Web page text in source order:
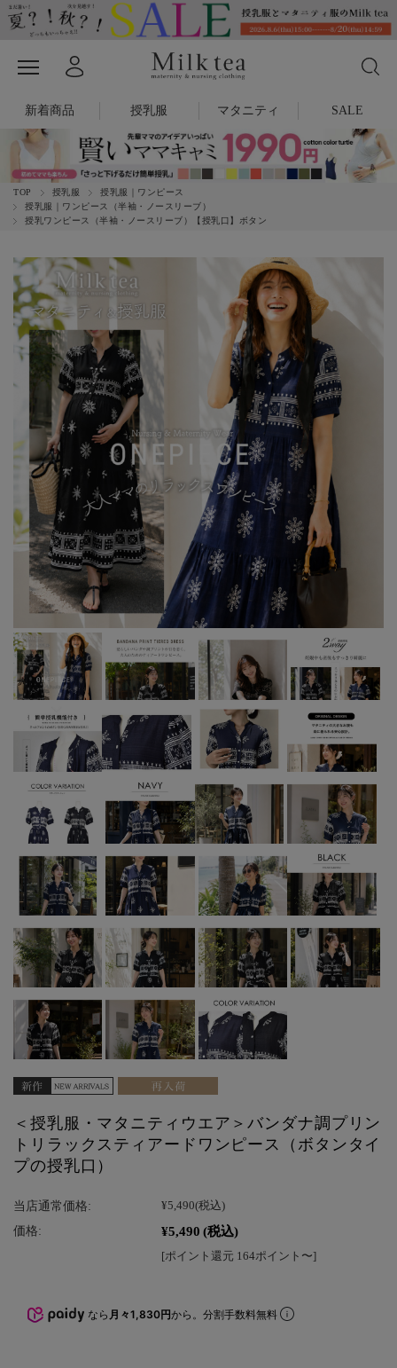
新着商品 授乳服 マタニティ SALE
TOP 授乳服
授乳服｜ワンピース
授乳服｜ワンピース（半袖・ノースリーブ）
授乳ワンピース（半袖・ノースリーブ）【授乳口】ボタン
＜授乳服・マタニティウエア＞バンダナ調プリン
トリラックスティアードワンピース（ボタンタイ
プの授乳口）
当店通常価格: ¥5,490(税込)
価格: ¥5,490 (税込)
[ポイント還元 164ポイント〜]
なら 月々1,830円から。分割手数料無料